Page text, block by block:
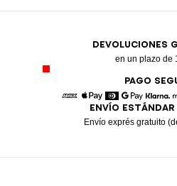
DEVOLUCIONES
en un plazo de
PAGO
American Express
Apple Pay
DinersGoogle Pay
ENVÍO
Envío exprés gratuito